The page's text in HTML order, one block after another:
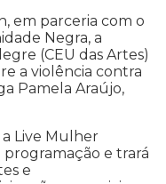
em parceria com o
Negra, a
(CEU das Artes)
a violência contra
Pamela Araújo,
a Live Mulher
e trará
e